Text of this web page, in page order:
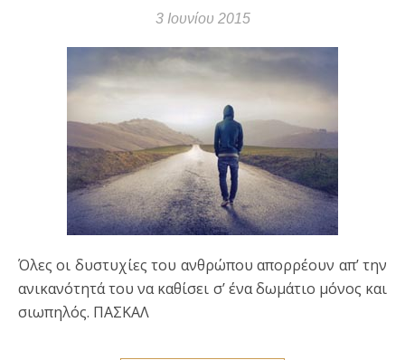
3 Ιουνίου 2015
Όλες οι δυστυχίες του ανθρώπου απορρέουν απ’ την
ανικανότητά του να καθίσει σ’ ένα δωμάτιο μόνος και
σιωπηλός. ΠΑΣΚΑΛ